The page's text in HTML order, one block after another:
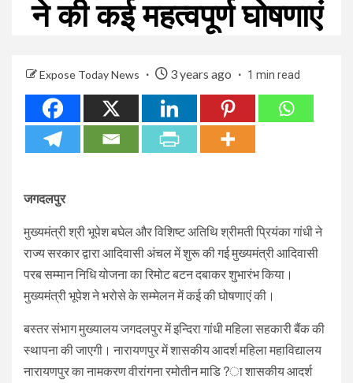
ने की कई महत्वपूर्ण घोषणाएं
Expose Today News 3 years ago 1 min read
जगदलपुर
मुख्यमंत्री श्री भूपेश बघेल और विशिष्ट अतिथि श्रीमती प्रियंका गांधी ने
राज्य सरकार द्वारा आदिवासी अंचल में शुरू की गई मुख्यमंत्री आदिवासी
परब सम्मान निधि योजना का रिमोट बटन दबाकर शुभारंभ किया।
मुख्यमंत्री भूपेश ने भरोसे के सम्मेलन में कई की घोषणाएं की।
बस्तर संभाग मुख्यालय जगदलपुर में इन्दिरा गांधी महिला सहकारी बैंक की
स्थापना की जाएगी। नारायणपुर में शासकीय आदर्श महिला महाविद्यालय
नारायणपुर का नामकरण वीरांगना रमोतीन माडि?ा शासकीय आदर्श